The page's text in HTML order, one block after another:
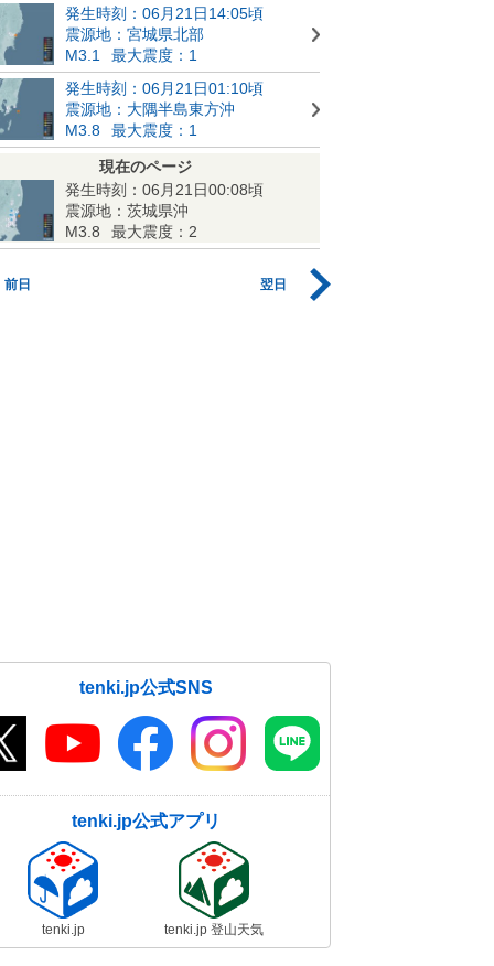
発生時刻：06月21日14:05頃
震源地：宮城県北部
M3.1
最大震度：1
発生時刻：06月21日01:10頃
震源地：大隅半島東方沖
M3.8
最大震度：1
現在のページ
発生時刻：06月21日00:08頃
震源地：茨城県沖
M3.8
最大震度：2
前日 翌日
tenki.jp公式SNS
tenki.jp公式アプリ
tenki.jp tenki.jp 登山天気